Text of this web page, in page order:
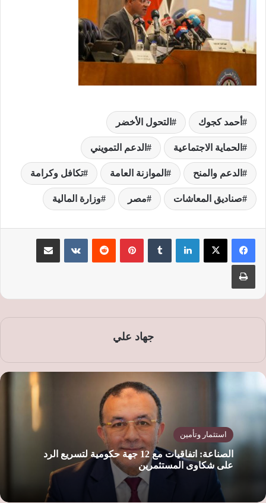
أحمد كجوك التحول الأخضر
الحماية الاجتماعية الدعم التمويني
الدعم والمنح الموازنة العامة تكافل وكرامة
صناديق المعاشات مصر وزارة المالية
لينكدإن بينتيريست
جهاد علي
استثمار وتأمين
الصناعة: اتفاقيات مع 12 جهة حكومية لتسريع الرد
على شكاوى المستثمرين